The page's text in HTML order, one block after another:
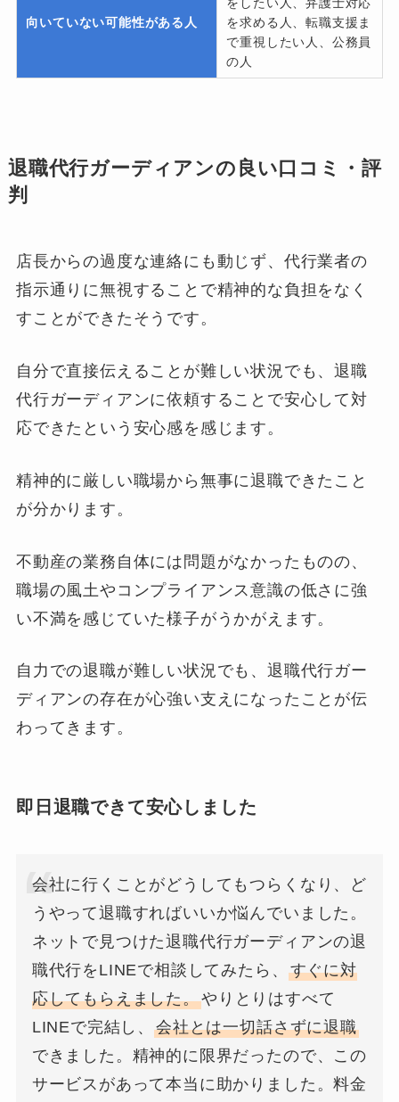
向いていない可能性がある人
を求める人、転職支援ま
で重視したい人、公務員
の人
退職代行ガーディアンの良い口コミ・評
判
店長からの過度な連絡にも動じず、代行業者の
指示通りに無視することで精神的な負担をなく
すことができたそうです。
自分で直接伝えることが難しい状況でも、退職
代行ガーディアンに依頼することで安心して対
応できたという安心感を感じます。
精神的に厳しい職場から無事に退職できたこと
が分かります。
不動産の業務自体には問題がなかったものの、
職場の風土やコンプライアンス意識の低さに強
い不満を感じていた様子がうかがえます。
自力での退職が難しい状況でも、退職代行ガー
ディアンの存在が心強い支えになったことが伝
わってきます。
即日退職できて安心しました
会社に行くことがどうしてもつらくなり、ど
うやって退職すればいいか悩んでいました。
ネットで見つけた退職代行ガーディアンの退
職代行をLINEで相談してみたら、 すぐに対
応してもらえました。やりとりはすべて
LINEで完結し、会社とは一切話さずに退職
できました。精神的に限界だったので、この
サービスがあって本当に助かりました。料金